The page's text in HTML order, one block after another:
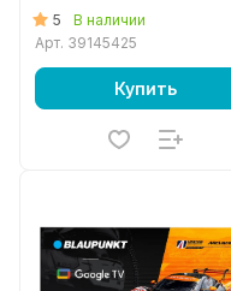
5
В наличии
Арт. 39145425
Купить